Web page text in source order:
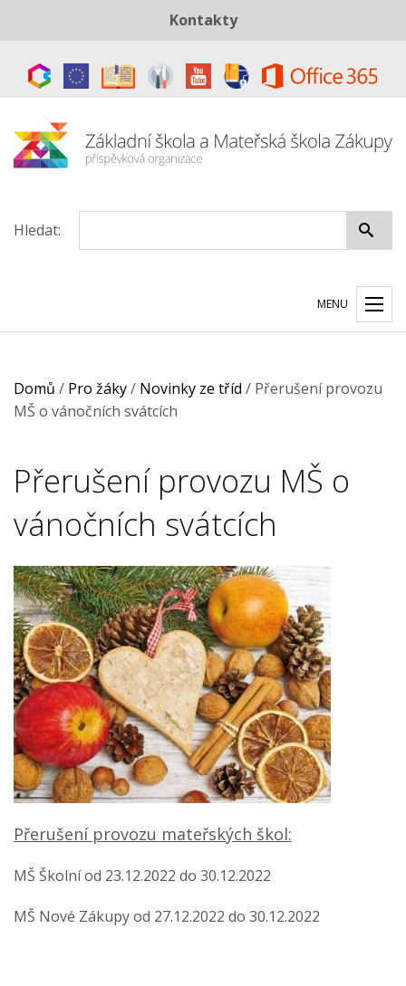
Kontakty
Datová schránka:ye8cp64
Hledat:
MENU
Domů / Pro žáky/ Novinky ze tříd / Přerušení provozu
MŠ o vánočních svátcích
Přerušení provozu MŠ o
vánočních svátcích
Přerušení provozu mateřských škol:
MŠ Školní od 23.12.2022 do 30.12.2022
MŠ Nové Zákupy od 27.12.2022 do 30.12.2022